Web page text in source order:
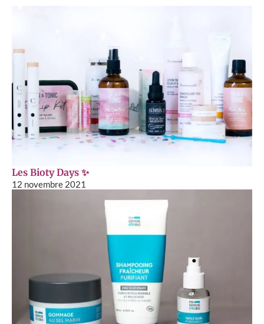
Les Bioty Days ✨
12 novembre 2021